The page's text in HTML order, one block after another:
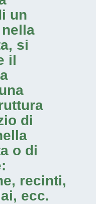
un
, si
il
di
o di
recinti,
ecc.